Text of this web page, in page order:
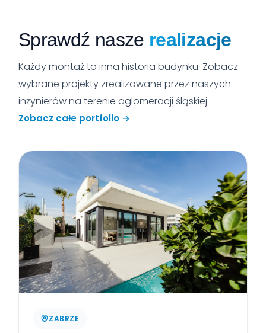
Sprawdź nasze realizacje
Każdy montaż to inna historia budynku. Zobacz
wybrane projekty zrealizowane przez naszych
inżynierów na terenie aglomeracji śląskiej.
Zobacz całe portfolio →
ZABRZE